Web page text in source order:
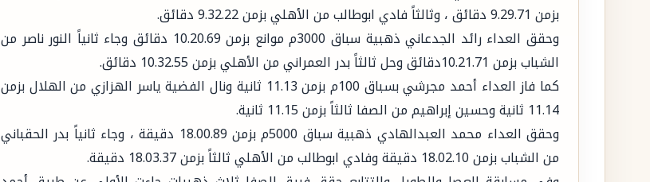
بزمن 9.29.71 دقائق ، وثالثاً فادي ابوطالب من الأهلي بزمن 9.32.22 دقائق.
وحقق العداء رائد الجدعاني ذهبية سباق 3000م موانع بزمن 10.20.69 دقائق وجاء ثانياً النور ناصر من
الشباب بزمن 10.21.71دقائق وحل ثالثاً بدر العمراني من الأهلي بزمن 10.32.55 دقائق.
كما فاز العداء أحمد مجرشي بسباق 100م بزمن 11.13 ثانية ونال الفضية ياسر الهزازي من الهلال بزمن
11.14 ثانية وحسين إبراهيم من الصفا ثالثاً بزمن 11.15 ثانية.
وحقق العداء محمد العبدالهادي ذهبية سباق 5000م بزمن 18.00.89 دقيقة ، وجاء ثانياً بدر الحقباني
من الشباب بزمن 18.02.10 دقيقة وفادي ابوطالب من الأهلي ثالثاً بزمن 18.03.37 دقيقة.